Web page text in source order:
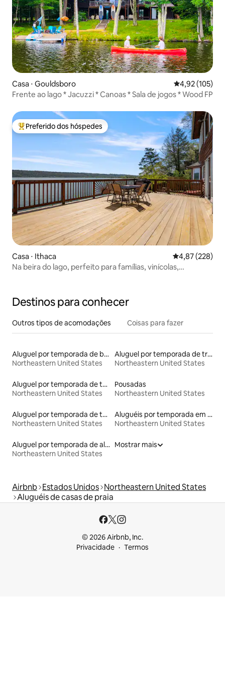
Casa ⋅ Gouldsboro 4,92 de uma
4,92 (105)
Frente ao lago * Jacuzzi * Canoas * Sala de jogos * Wood FP
Entre os melhores preferidos dos hóspedes
Preferido dos hóspedes
Casa ⋅ Ithaca 4,87 de uma
4,87 (228)
Na beira do lago, perfeito para famílias, vinícolas,
Destinos para conhecer
Outros tipos de acomodações Coisas para fazer
Aluguel por temporada de barcos
Northeastern United States
Aluguel por temporada de trens
Northeastern United States
Aluguel por temporada de townhouses
Northeastern United States
Pousadas
Northeastern United States
Aluguel por temporada de tendas
Northeastern United States
Aluguéis por temporada em resorts
Northeastern United States
Aluguel por temporada de alojamentos ecológicos
Northeastern United States
Mostrar mais
Airbnb Estados Unidos Northeastern United States
Aluguéis de casas de praia
© 2026 Airbnb, Inc.
Privacidade
Termos